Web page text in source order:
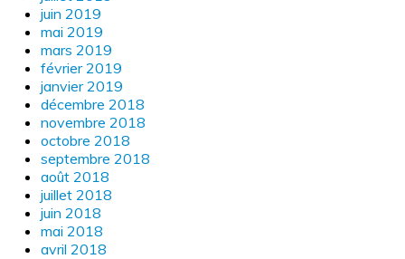
juin 2019
mai 2019
mars 2019
février 2019
janvier 2019
décembre 2018
novembre 2018
octobre 2018
septembre 2018
août 2018
juillet 2018
juin 2018
mai 2018
avril 2018